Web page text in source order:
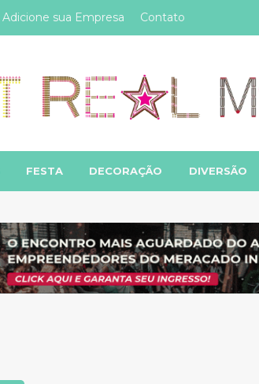
Adicione sua Empresa Contato
FESTA DECORAÇÃO DIVERSÃO